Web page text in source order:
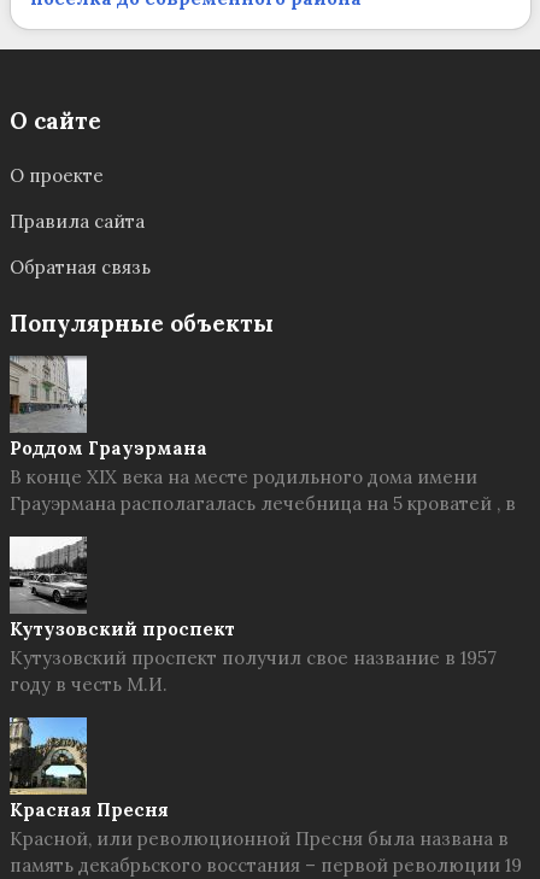
О сайте
О проекте
Правила сайта
Обратная связь
Популярные объекты
Роддом Грауэрмана
В конце XIX века на месте родильного дома имени
Грауэрмана располагалась лечебница на 5 кроватей , в
Кутузовский проспект
Кутузовский проспект получил свое название в 1957
году в честь М.И.
Красная Пресня
Красной, или революционной Пресня была названа в
память декабрьского восстания – первой революции 19